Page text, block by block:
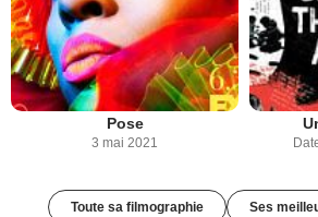
Pose
3 mai 2021
Toute sa filmographie Ses